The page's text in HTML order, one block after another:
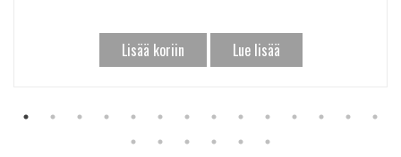
Lisää koriin Lue lisää